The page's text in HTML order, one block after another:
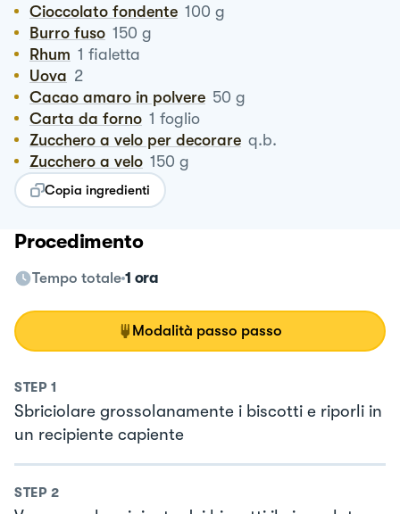
Cioccolato fondente 100 g
Burro fuso 150 g
Rhum 1 fialetta
Uova 2
Cacao amaro in polvere 50 g
Carta da forno 1 foglio
Zucchero a velo per decorare q.b.
Zucchero a velo 150 g
Copia ingredienti
Procedimento
Tempo totale 1 ora
Modalità passo passo
STEP 1
Sbriciolare grossolanamente i biscotti e riporli in
un recipiente capiente
STEP 2